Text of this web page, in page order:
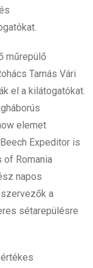
műrepülő
Tamás Vári
el a kilátogatókat.
elemet
Expeditor is
of Romania
napos
a
sétarepülésre